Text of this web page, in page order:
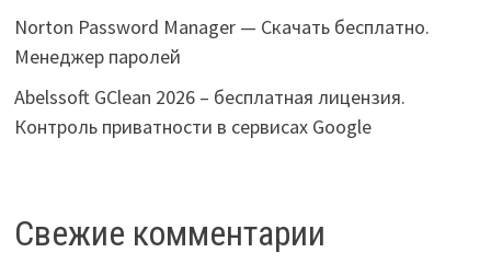
Norton Password Manager — Скачать бесплатно.
Менеджер паролей
Abelssoft GClean 2026 – бесплатная лицензия.
Контроль приватности в сервисах Google
Свежие комментарии